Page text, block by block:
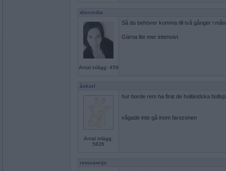
discordia
Antal inlägg: 459
Så du behöver komma till två gånger i
Gärna lite mer intensivt.
åskarl
Antal inlägg:
5826
hur borde rem ha firat de holländska
vågade inte gå inom farozonen
remvanrijn